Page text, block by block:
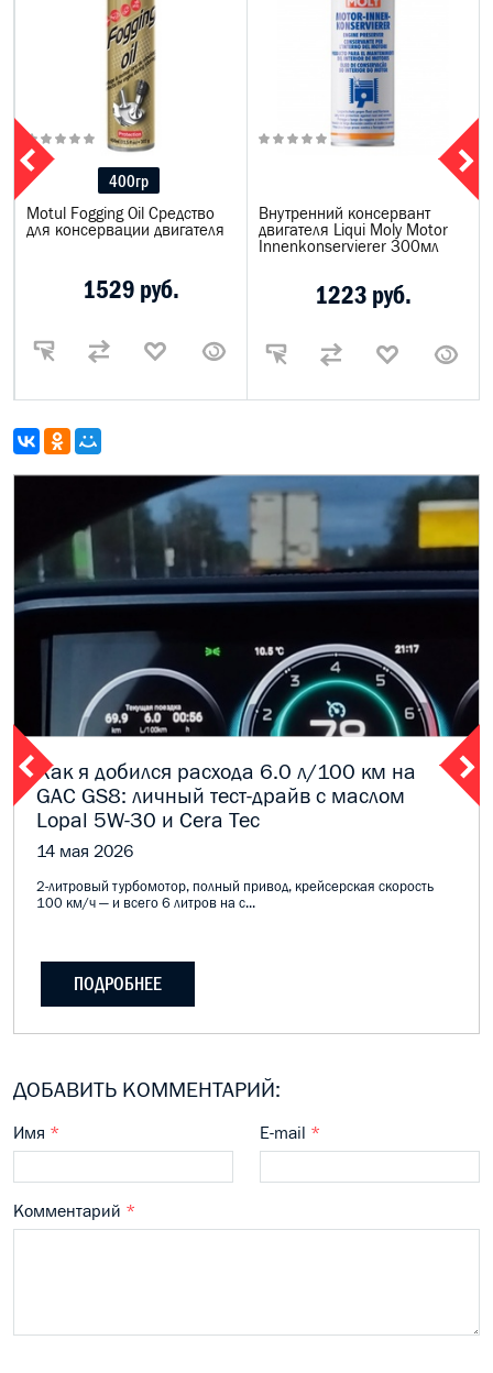
400гр
Motul Fogging Oil Средство
для консервации двигателя
1529 руб.
Внутренний консервант
двигателя Liqui Moly Motor
Innenkonservierer 300мл
1223 руб.
Как я добился расхода 6.0 л/100 км на
GAC GS8: личный тест-драйв с маслом
Lopal 5W-30 и Cera Tec
14 мая 2026
2-литровый турбомотор, полный привод, крейсерская скорость
100 км/ч — и всего 6 литров на с...
ПОДРОБНЕЕ
ДОБАВИТЬ КОММЕНТАРИЙ:
Имя * E-mail *
Комментарий *